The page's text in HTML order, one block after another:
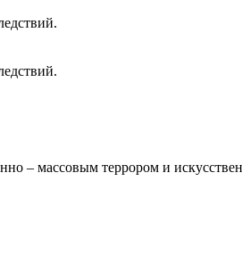
– массовым террором и